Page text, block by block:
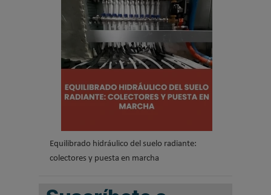
Equilibrado hidráulico del suelo radiante:
colectores y puesta en marcha